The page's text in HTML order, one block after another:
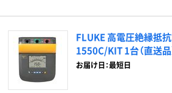
FLUKE 高電圧絶縁抵
1550C/KIT 1台（直送品
お届け日：最短日